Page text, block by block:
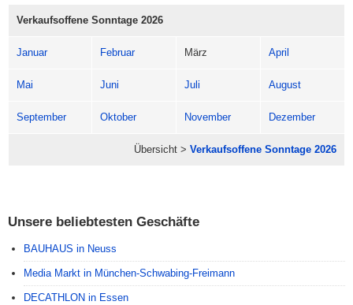
Verkaufsoffene Sonntage 2026
Januar Februar März April
Mai Juni Juli August
September Oktober November Dezember
Übersicht > Verkaufsoffene Sonntage 2026
Unsere beliebtesten Geschäfte
BAUHAUS in Neuss
Media Markt in München-Schwabing-Freimann
DECATHLON in Essen